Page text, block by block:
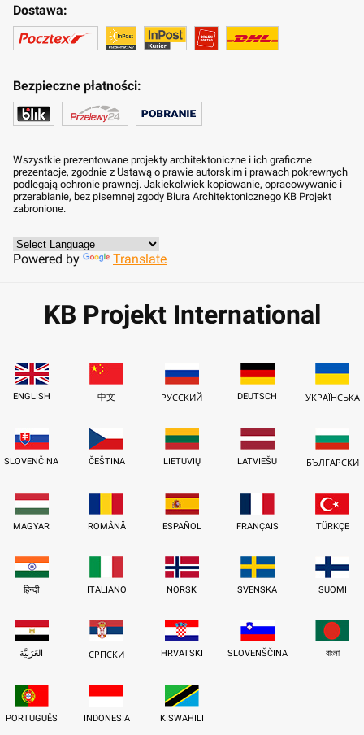
Dostawa:
Bezpieczne płatności:
Wszystkie prezentowane projekty architektoniczne i ich graficzne
prezentacje, zgodnie z Ustawą o prawie autorskim i prawach pokrewnych
podlegają ochronie prawnej. Jakiekolwiek kopiowanie, opracowywanie i
przerabianie, bez pisemnej zgody Biura Architektonicznego KB Projekt
zabronione.
Powered by Translate
KB Projekt International
ENGLISH 中文 РУССКИЙ DEUTSCH УКРАЇНСЬКА
SLOVENČINA ČEŠTINA LIETUVIŲ LATVIEŠU БЪЛГАРСКИ
MAGYAR ROMÂNĂ ESPAÑOL FRANÇAIS TÜRKÇE
हिन्दी ITALIANO NORSK SVENSKA SUOMI
العَرَبِيَّة СРПСКИ HRVATSKI SLOVENŠČINA বাংলা
PORTUGUÊS INDONESIA KISWAHILI